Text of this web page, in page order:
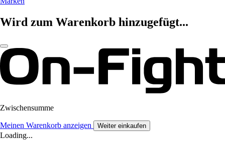
Wird zum Warenkorb hinzugefügt...
Zwischensumme
Meinen Warenkorb anzeigen Weiter einkaufen
Loading...